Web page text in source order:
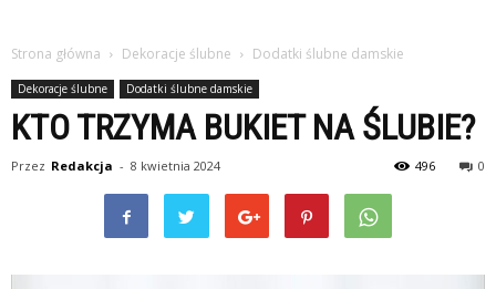
Strona główna Dekoracje ślubne Dodatki ślubne damskie
Dekoracje ślubne Dodatki ślubne damskie
KTO TRZYMA BUKIET NA ŚLUBIE?
Przez Redakcja - 8 kwietnia 2024 0
496